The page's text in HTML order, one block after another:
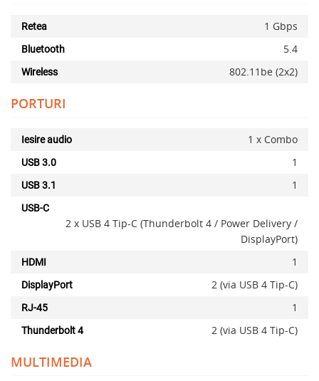
Retea 1 Gbps
Bluetooth 5.4
Wireless 802.11be (2x2)
PORTURI
Iesire audio 1 x Combo
USB 3.0 1
USB 3.1 1
USB-C
2 x USB 4 Tip-C (Thunderbolt 4 / Power Delivery /
DisplayPort)
HDMI 1
DisplayPort 2 (via USB 4 Tip-C)
RJ-45 1
Thunderbolt 4 2 (via USB 4 Tip-C)
MULTIMEDIA